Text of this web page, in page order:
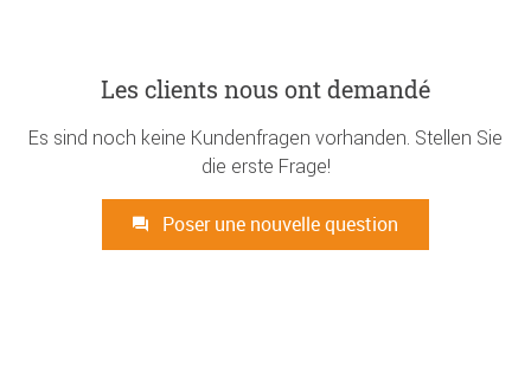
Les clients nous ont demandé
Es sind noch keine Kundenfragen vorhanden. Stellen Sie
die erste Frage!
Poser une nouvelle question